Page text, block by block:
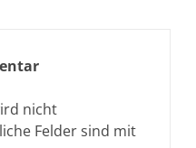
nicht
Felder sind mit